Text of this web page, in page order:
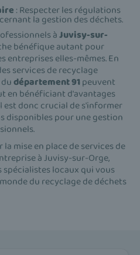
: Respecter les régulations
la gestion des déchets.
àJuvisy-sur-
bénéfique autant pour
entreprises elles-mêmes. En
services de recyclage
département 91peuvent
en bénéficiant d'avantages
est donc crucial de s'informer
disponibles pour une gestion
mise en place de services de
à Juvisy-sur-Orge,
locaux qui vous
du recyclage de déchets